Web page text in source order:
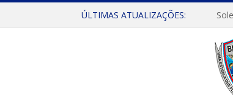
ÚLTIMAS ATUALIZAÇÕES: